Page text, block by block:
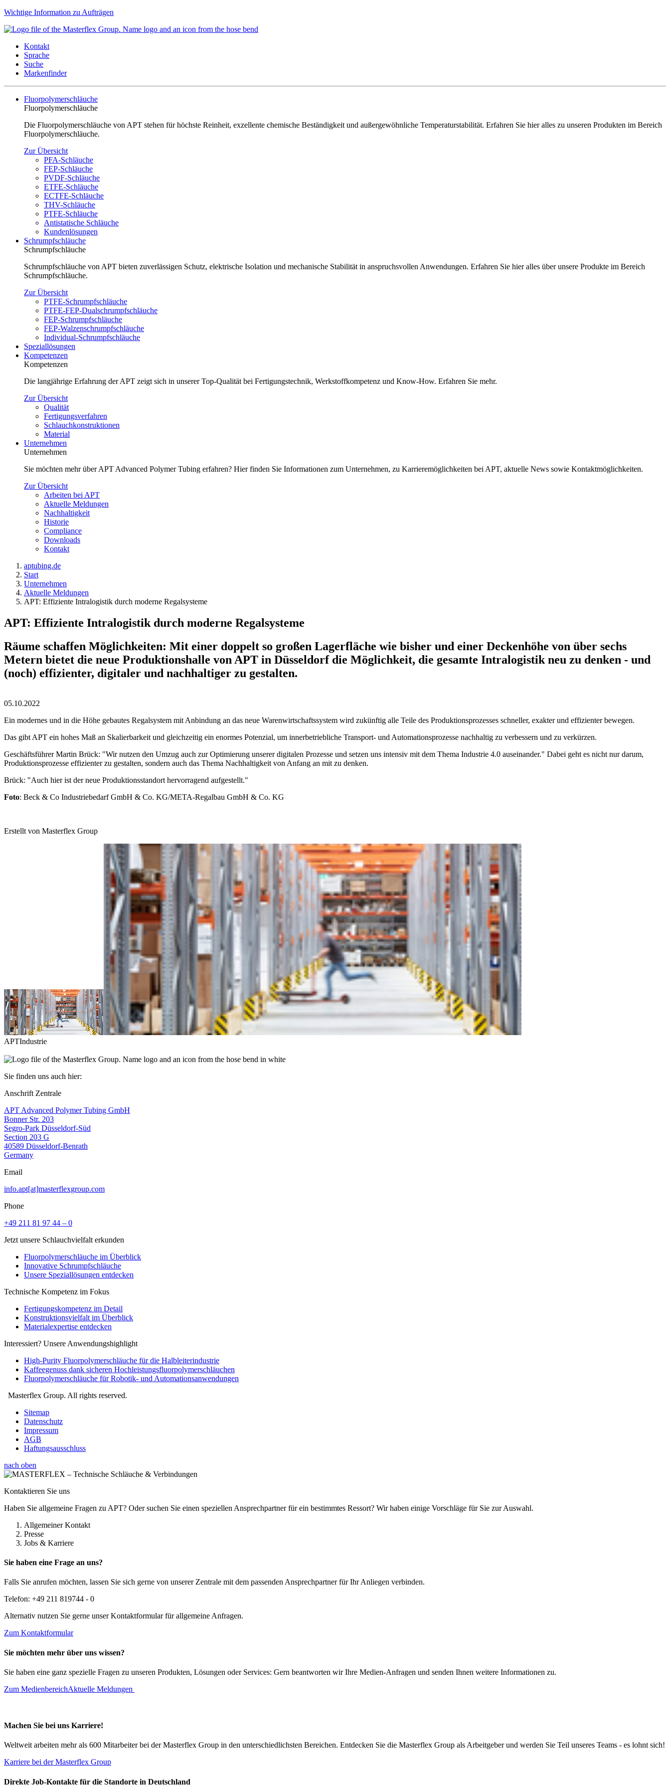
Wichtige Information zu Aufträgen
Kontakt
Sprache
Suche
Markenfinder
Fluorpolymerschläuche
Fluorpolymerschläuche
Die Fluorpolymerschläuche von APT stehen für höchste Reinheit, exzellente chemische Beständigkeit und außergewöhnliche Temperaturstabilität. Erfahren Sie hier alles zu unseren Produkten im Bereich
Fluorpolymerschläuche.
Zur Übersicht
PFA-Schläuche
FEP-Schläuche
PVDF-Schläuche
ETFE-Schläuche
ECTFE-Schläuche
THV-Schläuche
PTFE-Schläuche
Antistatische Schläuche
Kundenlösungen
Schrumpfschläuche
Schrumpfschläuche
Schrumpfschläuche von APT bieten zuverlässigen Schutz, elektrische Isolation und mechanische Stabilität in anspruchsvollen Anwendungen. Erfahren Sie hier alles über unsere Produkte im Bereich
Schrumpfschläuche.
Zur Übersicht
PTFE-Schrumpfschläuche
PTFE-FEP-Dualschrumpfschläuche
FEP-Schrumpfschläuche
FEP-Walzenschrumpfschläuche
Individual-Schrumpfschläuche
Speziallösungen
Kompetenzen
Kompetenzen
Die langjährige Erfahrung der APT zeigt sich in unserer Top-Qualität bei Fertigungstechnik, Werkstoffkompetenz und Know-How. Erfahren Sie mehr.
Zur Übersicht
Qualität
Fertigungsverfahren
Schlauchkonstruktionen
Material
Unternehmen
Unternehmen
Sie möchten mehr über APT Advanced Polymer Tubing erfahren? Hier finden Sie Informationen zum Unternehmen, zu Karrieremöglichkeiten bei APT, aktuelle News sowie Kontaktmöglichkeiten.
Zur Übersicht
Arbeiten bei APT
Aktuelle Meldungen
Nachhaltigkeit
Historie
Compliance
Downloads
Kontakt
aptubing.de
Start
Unternehmen
Aktuelle Meldungen
APT: Effiziente Intralogistik durch moderne Regalsysteme
APT: Effiziente Intralogistik durch moderne Regalsysteme
Räume schaffen Möglichkeiten: Mit einer doppelt so großen Lagerfläche wie bisher und einer Deckenhöhe von über sechs
Metern bietet die neue Produktionshalle von APT in Düsseldorf die Möglichkeit, die gesamte Intralogistik neu zu denken - und
(noch) effizienter, digitaler und nachhaltiger zu gestalten.
05.10.2022
Ein modernes und in die Höhe gebautes Regalsystem mit Anbindung an das neue Warenwirtschaftssystem wird zukünftig alle Teile des Produktionsprozesses schneller, exakter und effizienter bewegen.
Das gibt APT ein hohes Maß an Skalierbarkeit und gleichzeitig ein enormes Potenzial, um innerbetriebliche Transport- und Automationsprozesse nachhaltig zu verbessern und zu verkürzen.
Geschäftsführer Martin Brück: "Wir nutzen den Umzug auch zur Optimierung unserer digitalen Prozesse und setzen uns intensiv mit dem Thema Industrie 4.0 auseinander." Dabei geht es nicht nur darum,
Produktionsprozesse effizienter zu gestalten, sondern auch das Thema Nachhaltigkeit von Anfang an mit zu denken.
Brück: "Auch hier ist der neue Produktionsstandort hervorragend aufgestellt."
Foto: Beck & Co Industriebedarf GmbH & Co. KG/META-Regalbau GmbH & Co. KG
Erstellt von Masterflex Group
APTIndustrie
Sie finden uns auch hier:
Anschrift Zentrale
APT Advanced Polymer Tubing GmbH
Bonner Str. 203
Segro-Park Düsseldorf-Süd
Section 203 G
40589 Düsseldorf-Benrath
Germany
Email
info.apt[at]masterflexgroup.com
Phone
+49 211 81 97 44 – 0
Jetzt unsere Schlauchvielfalt erkunden
Fluorpolymerschläuche im Überblick
Innovative Schrumpfschläuche
Unsere Speziallösungen entdecken
Technische Kompetenz im Fokus
Fertigungskompetenz im Detail
Konstruktionsvielfalt im Überblick
Materialexpertise entdecken
Interessiert? Unsere Anwendungshighlight
High-Purity Fluorpolymerschläuche für die Halbleiterindustrie
Kaffeegenuss dank sicheren Hochleistungsfluorpolymerschläuchen
Fluorpolymerschläuche für Robotik- und Automationsanwendungen
Masterflex Group. All rights reserved.
Sitemap
Datenschutz
Impressum
AGB
Haftungsausschluss
nach oben
Kontaktieren Sie uns
Haben Sie allgemeine Fragen zu APT? Oder suchen Sie einen speziellen Ansprechpartner für ein bestimmtes Ressort? Wir haben einige Vorschläge für Sie zur Auswahl.
Allgemeiner Kontakt
Presse
Jobs & Karriere
Sie haben eine Frage an uns?
Falls Sie anrufen möchten, lassen Sie sich gerne von unserer Zentrale mit dem passenden Ansprechpartner für Ihr Anliegen verbinden.
Telefon: +49 211 819744 - 0
Alternativ nutzen Sie gerne unser Kontaktformular für allgemeine Anfragen.
Zum Kontaktformular
Sie möchten mehr über uns wissen?
Sie haben eine ganz spezielle Fragen zu unseren Produkten, Lösungen oder Services: Gern beantworten wir Ihre Medien-Anfragen und senden Ihnen weitere Informationen zu.
Zum MedienbereichAktuelle Meldungen
Machen Sie bei uns Karriere!
Weltweit arbeiten mehr als 600 Mitarbeiter bei der Masterflex Group in den unterschiedlichsten Bereichen. Entdecken Sie die Masterflex Group als Arbeitgeber und werden Sie Teil unseres Teams - es lohnt sich!
Karriere bei der Masterflex Group
Direkte Job-Kontakte für die Standorte in Deutschland